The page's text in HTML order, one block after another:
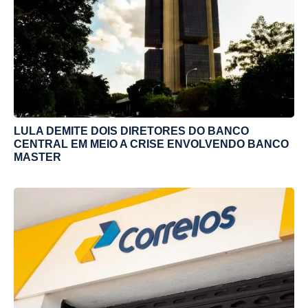
LULA DEMITE DOIS DIRETORES DO BANCO
CENTRAL EM MEIO A CRISE ENVOLVENDO BANCO
MASTER